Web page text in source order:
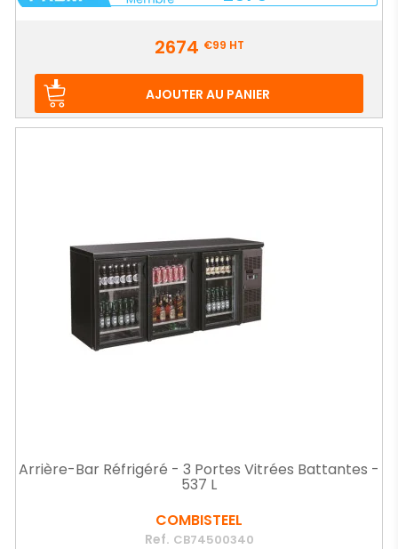
2674 €99 HT
AJOUTER AU PANIER
Arrière-Bar Réfrigéré - 3 Portes Vitrées Battantes -
537 L
COMBISTEEL
Ref. CB74500340